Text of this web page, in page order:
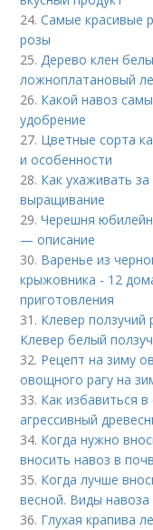
24.Самые красивые
розы
25.Дерево клен
ложноплатановый
26. Какой навоз
удобрение
27. Цветные сорта
и особенности
28. Как ухаживать
выращивание
29.Черешня
— описание
30. Варенье из
крыжовника - 12
приготовления
31. Клевер ползучий
Клевер белый
32. Рецепт на зиму
овощного рагу на
33. Как избавиться
агрессивный
34. Когда нужно
вносить навоз в
35. Когда лучше
весной. Виды навоза
36. Глухая крапива